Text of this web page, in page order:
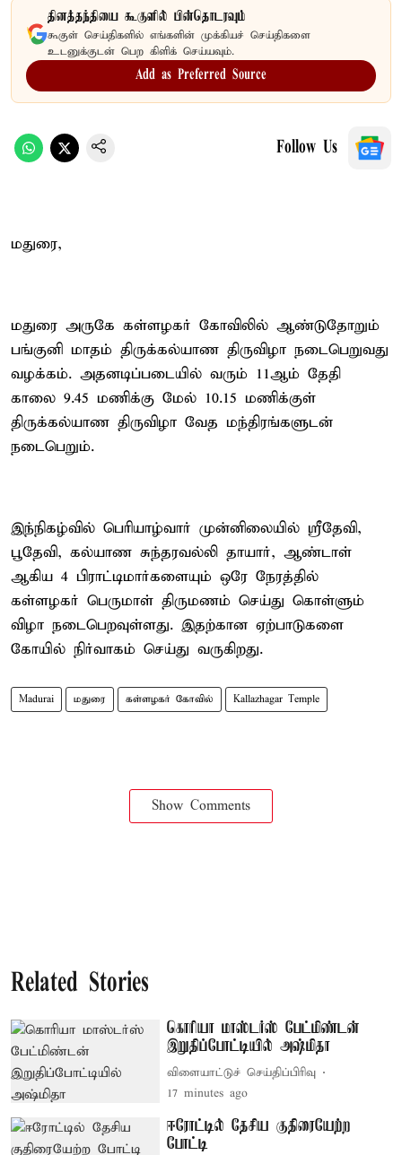
தினத்தந்தியை கூகுளில் பின்தொடரவும்
கூகுள் செய்திகளில் எங்களின் முக்கியச் செய்திகளை
உடனுக்குடன் பெற கிளிக் செய்யவும்.
Add as Preferred Source
Follow Us
மதுரை,
மதுரை அருகே கள்ளழகர் கோவிலில் ஆண்டுதோறும்
பங்குனி மாதம் திருக்கல்யாண திருவிழா நடைபெறுவது
வழக்கம். அதனடிப்படையில் வரும் 11ஆம் தேதி
காலை 9.45 மணிக்கு மேல் 10.15 மணிக்குள்
திருக்கல்யாண திருவிழா வேத மந்திரங்களுடன்
நடைபெறும்.
இந்நிகழ்வில் பெரியாழ்வார் முன்னிலையில் ஸ்ரீதேவி,
பூதேவி, கல்யாண சுந்தரவல்லி தாயார், ஆண்டாள்
ஆகிய 4 பிராட்டிமார்களையும் ஒரே நேரத்தில்
கள்ளழகர் பெருமாள் திருமணம் செய்து கொள்ளும்
விழா நடைபெறவுள்ளது. இதற்கான ஏற்பாடுகளை
கோயில் நிர்வாகம் செய்து வருகிறது.
Madurai மதுரை கள்ளழகர் கோவில் Kallazhagar Temple
Show Comments
Related Stories
கொரியா மாஸ்டர்ஸ் பேட்மிண்டன்
இறுதிப்போட்டியில் அஷ்மிதா
விளையாட்டுச் செய்திப்பிரிவு
17 minutes ago
ஈரோட்டில் தேசிய குதிரையேற்ற
போட்டி